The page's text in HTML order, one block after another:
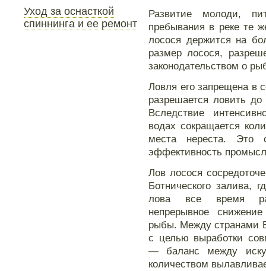
Уход за оснасткой
спиннинга и ее ремонт
Развитие молоди,
пребывания в реке те
лосося держится на
размер лосося,
законодательством о
Ловля его запрещена в
разрешается ловить
Вследствие
водах сокращается
места нереста. Это
эффективность
Лов лосося
Ботнического залива,
лова все время
непрерывное
рыбы. Между странами
с целью выработки
— баланс между
количеством